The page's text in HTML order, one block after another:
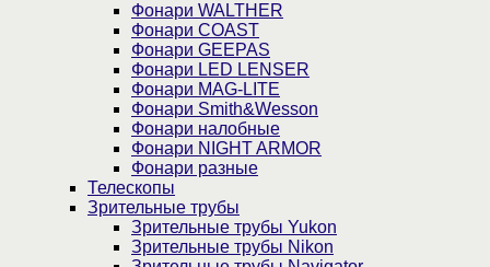
Фонари WALTHER
Фонари COAST
Фонари GEEPAS
Фонари LED LENSER
Фонари MAG-LITE
Фонари Smith&Wesson
Фонари налобные
Фонари NIGHT ARMOR
Фонари разные
Телескопы
Зрительные трубы
Зрительные трубы Yukon
Зрительные трубы Nikon